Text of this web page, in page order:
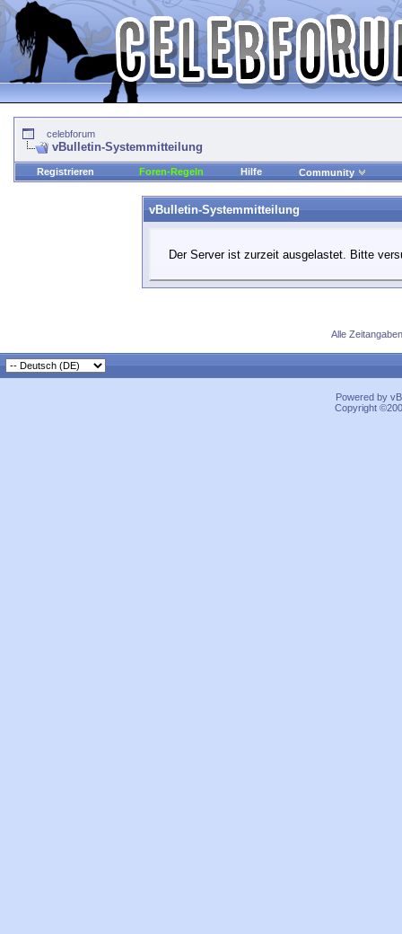
celebforum
vBulletin-Systemmitteilung
Registrieren Foren-Regeln Hilfe Community
vBulletin-Systemmitteilung
Der Server ist zurzeit ausgelastet. Bitte
Alle
Powered by
Copyright